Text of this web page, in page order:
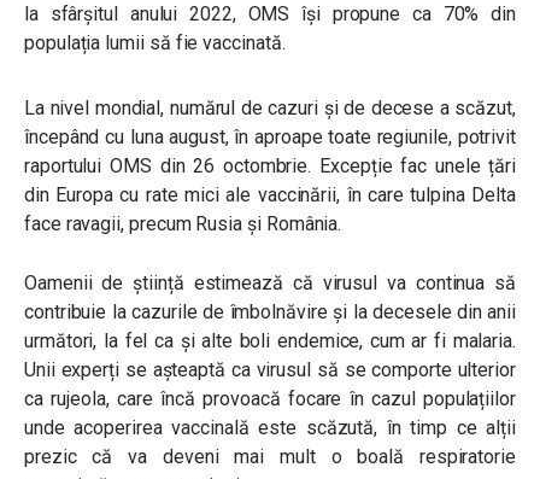
la sfârșitul anului 2022, OMS își propune ca 70% din
populația lumii să fie vaccinată.
La nivel mondial, numărul de cazuri și de decese a scăzut,
începând cu luna august, în aproape toate regiunile, potrivit
raportului OMS din 26 octombrie. Excepție fac unele țări
din Europa cu rate mici ale vaccinării, în care tulpina Delta
face ravagii, precum Rusia și România.
Oamenii de știință estimează că virusul va continua să
contribuie la cazurile de îmbolnăvire și la decesele din anii
următori, la fel ca și alte boli endemice, cum ar fi malaria.
Unii experți se așteaptă ca virusul să se comporte ulterior
ca rujeola, care încă provoacă focare în cazul populațiilor
unde acoperirea vaccinală este scăzută, în timp ce alții
prezic că va deveni mai mult o boală respiratorie